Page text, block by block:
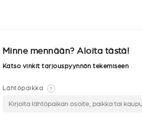
Minne mennään? Aloita tästä!
Katso vinkit tarjouspyynnön tekemiseen
Lähtöpaikka ?